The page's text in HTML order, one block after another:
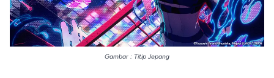
Gambar : Titip Jepang